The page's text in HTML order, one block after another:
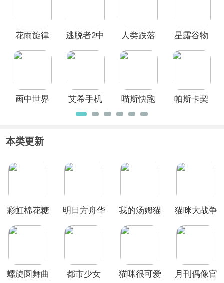
花雨旋律
逃脱者2中
人类跌落
星露谷物
画中世界
艾希手机
版
喵斯快跑
官方最新
帕斯卡契
本类更新
彩虹棉花糖
明日方舟华
我的汤姆猫
猫咪大战争
螺旋圆舞曲
都市少女
猫咪很可爱
月刊偶像官